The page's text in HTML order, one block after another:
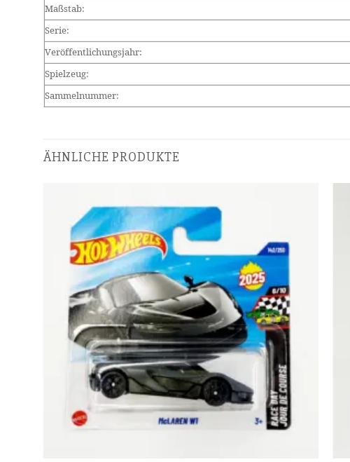
Maßstab:
Serie:
Veröffentlichungsjahr:
Spielzeug:
Sammelnummer:
ÄHNLICHE PRODUKTE